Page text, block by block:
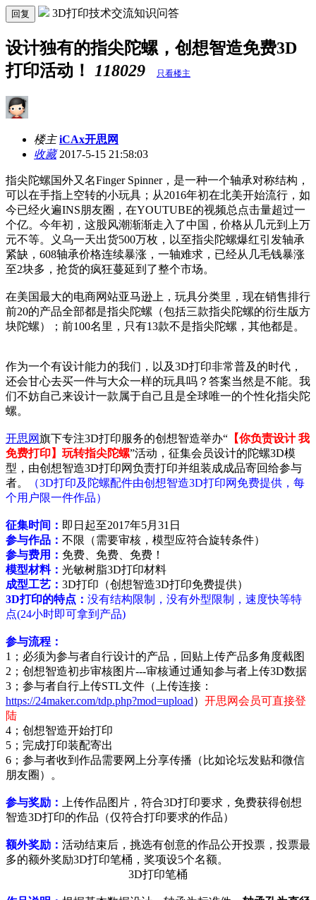
回复 3D打印技术交流知识问答
设计独有的指尖陀螺，创想智造免费3D
打印活动！ 118029 只看楼主
楼主 iCAx开思网
收藏2017-5-15 21:58:03
指尖陀螺国外又名Finger Spinner，是一种一个轴承对称结构，
可以在手指上空转的小玩具；从2016年初在北美开始流行，如
今已经火遍INS朋友圈，在YOUTUBE的视频总点击量超过一
个亿。今年初，这股风潮渐渐走入了中国，价格从几元到上万
元不等。义乌一天出货500万枚，以至指尖陀螺爆红引发轴承
紧缺，608轴承价格连续暴涨，一轴难求，已经从几毛钱暴涨
至2块多，抢货的疯狂蔓延到了整个市场。
在美国最大的电商网站亚马逊上，玩具分类里，现在销售排行
前20的产品全部都是指尖陀螺（包括三款指尖陀螺的衍生版方
块陀螺）；前100名里，只有13款不是指尖陀螺，其他都是。
作为一个有设计能力的我们，以及3D打印非常普及的时代，
还会甘心去买一件与大众一样的玩具吗？答案当然是不能。我
们不妨自己来设计一款属于自己且是全球唯一的个性化指尖陀
螺。
开思网旗下专注3D打印服务的创想智造举办“ 【你负责设计 我
免费打印】玩转指尖陀螺”活动，征集会员设计的陀螺3D模
型，由创想智造3D打印网负责打印并组装成成品寄回给参与
者。
（3D打印及陀螺配件由创想智造3D打印网免费提供，每
个用户限一件作品）
征集时间： 即日起至2017年5月31日
参与作品： 不限（需要审核，模型应符合旋转条件）
参与费用： 免费、免费、免费！
模型材料： 光敏树脂3D打印材料
成型工艺： 3D打印（创想智造3D打印免费提供）
3D打印的特点： 没有结构限制，没有外型限制，速度快等特
点(24小时即可拿到产品)
参与流程：
1；必须为参与者自行设计的产品，回贴上传产品多角度截图
2；创想智造初步审核图片---审核通过通知参与者上传3D数据
3；参与者自行上传STL文件（上传连接：
https://24maker.com/tdp.php?mod=upload） 开思网会员可直接登
陆
4；创想智造开始打印
5；完成打印装配寄出
6；参与者收到作品需要网上分享传播（比如论坛发贴和微信
朋友圈）。
参与奖励：
上传作品图片，符合3D打印要求，免费获得创想
智造3D打印的作品（仅符合打印要求的作品）
额外奖励： 活动结束后，挑选有创意的作品公开投票，投票最
多的额外奖励3D打印笔桶，奖项设5个名额。
3D打印笔桶